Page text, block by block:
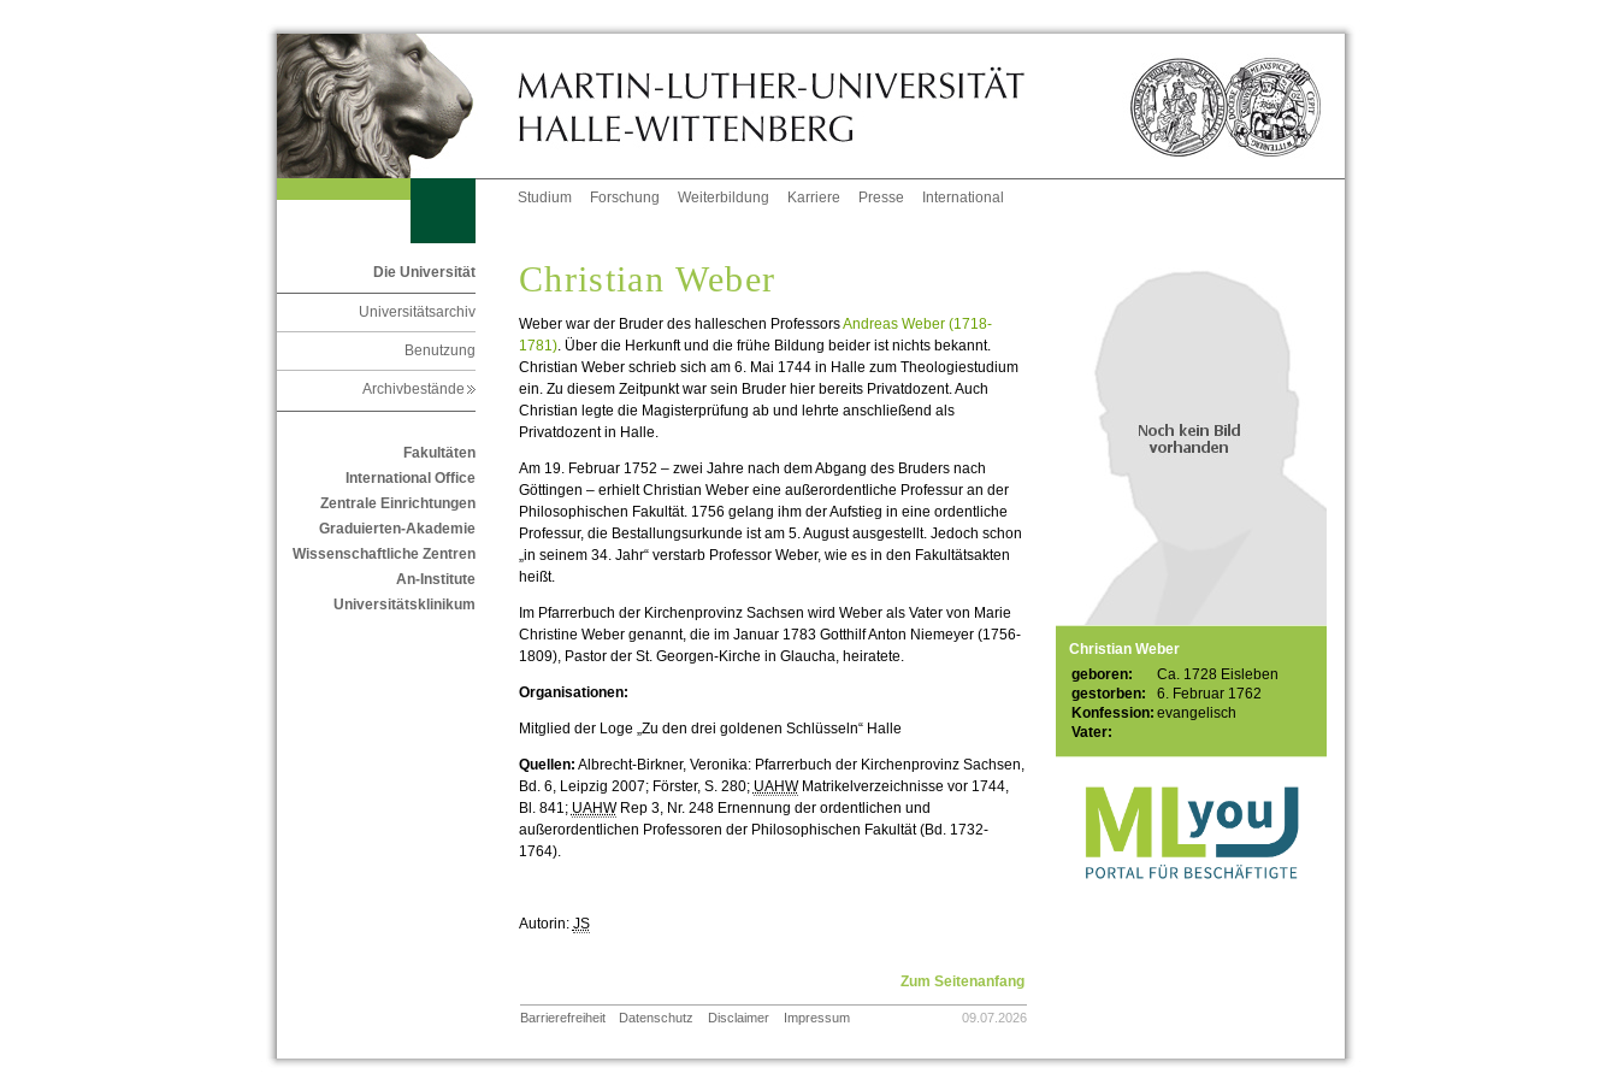
Studium Forschung Weiterbildung Karriere Presse International
Die Universität
Universitätsarchiv
Benutzung
Archivbestände
Fakultäten
International Office
Zentrale Einrichtungen
Graduierten-Akademie
Wissenschaftliche Zentren
An-Institute
Universitätsklinikum
Christian Weber
geboren:
Ca. 1728 Eisleben
gestorben:
6. Februar 1762
Konfession: evangelisch
Vater:
Christian Weber
Weber war der Bruder des halleschen ProfessorsAndreas Weber (1718-
1781). Über die Herkunft und die frühe Bildung beider ist nichts bekannt.
Christian Weber schrieb sich am 6. Mai 1744 in Halle zum Theologiestudium
ein. Zu diesem Zeitpunkt war sein Bruder hier bereits Privatdozent. Auch
Christian legte die Magisterprüfung ab und lehrte anschließend als
Privatdozent in Halle.
Am 19. Februar 1752 – zwei Jahre nach dem Abgang des Bruders nach
Göttingen – erhielt Christian Weber eine außerordentliche Professur an der
Philosophischen Fakultät. 1756 gelang ihm der Aufstieg in eine ordentliche
Professur, die Bestallungsurkunde ist am 5. August ausgestellt. Jedoch schon
„in seinem 34. Jahr“ verstarb Professor Weber, wie es in den Fakultätsakten
heißt.
Im Pfarrerbuch der Kirchenprovinz Sachsen wird Weber als Vater von Marie
Christine Weber genannt, die im Januar 1783 Gotthilf Anton Niemeyer (1756-
1809), Pastor der St. Georgen-Kirche in Glaucha, heiratete.
Organisationen:
Mitglied der Loge „Zu den drei goldenen Schlüsseln“ Halle
Quellen: Albrecht-Birkner, Veronika: Pfarrerbuch der Kirchenprovinz Sachsen,
Bd. 6, Leipzig 2007; Förster, S. 280; UAHWMatrikelverzeichnisse vor 1744,
Bl. 841; UAHWRep 3, Nr. 248 Ernennung der ordentlichen und
außerordentlichen Professoren der Philosophischen Fakultät (Bd. 1732-
1764).
Autorin: JS
Zum Seitenanfang
Barrierefreiheit Datenschutz Disclaimer Impressum 09.07.2026